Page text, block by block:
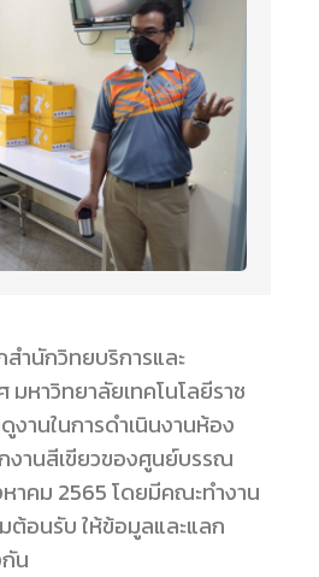
นักวิทยบริการและ
มหาวิทยาลัยเทคโนโลยีราช
านในการดำเนินงานห้อง
งานสีเขียวของศูนย์บรรณ
หาคม 2565 โดยมีคณะทำงาน
ต้อนรับ ให้ข้อมูลและแลก
น